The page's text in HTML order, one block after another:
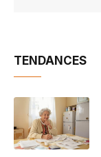
TENDANCES